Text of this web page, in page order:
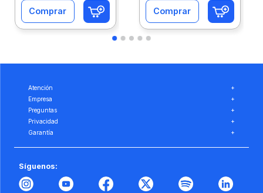
Comprar Comprar
Atención
+
Empresa
+
Preguntas
+
Privacidad
+
Garantía
+
Síguenos: